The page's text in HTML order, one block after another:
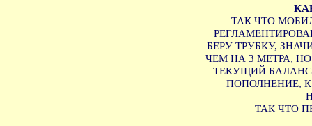
ТАК ЧТО
БЕРУ ТРУБКУ,
ЧЕМ НА 3 МЕТРА,
ТЕКУЩИЙ
ПОПОЛНЕНИЕ,
ТАК ЧТО